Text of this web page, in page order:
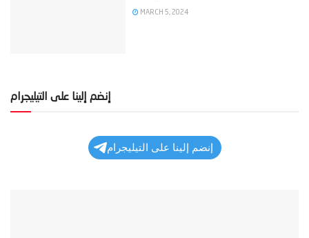
MARCH 5, 2024
إنضم إلينا على التيليجرام
إنضم إلينا على التيليجرام